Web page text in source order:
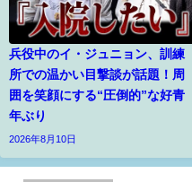
兵役中のイ・ジュニョン、訓練
所での温かい目撃談が話題！周
囲を笑顔にする“圧倒的”な好青
年ぶり
2026年8月10日